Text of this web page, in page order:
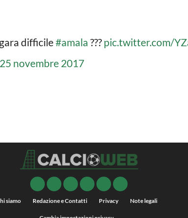
difficile#amala ??? pic.twitter.com/
25 novembre 2017
siamo Redazione e Contatti Privacy Note legali